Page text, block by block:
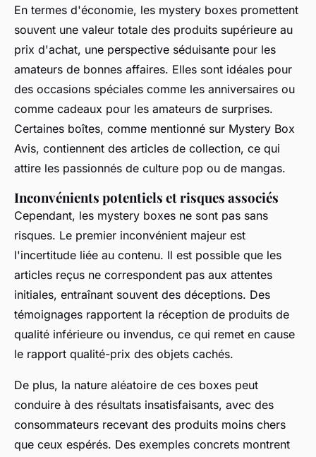
En termes d'économie, les mystery boxes promettent
souvent une valeur totale des produits supérieure au
prix d'achat, une perspective séduisante pour les
amateurs de bonnes affaires. Elles sont idéales pour
des occasions spéciales comme les anniversaires ou
comme cadeaux pour les amateurs de surprises.
Certaines boîtes, comme mentionné sur Mystery Box
Avis, contiennent des articles de collection, ce qui
attire les passionnés de culture pop ou de mangas.
Inconvénients potentiels et risques associés
Cependant, les mystery boxes ne sont pas sans
risques. Le premier inconvénient majeur est
l'incertitude liée au contenu. Il est possible que les
articles reçus ne correspondent pas aux attentes
initiales, entraînant souvent des déceptions. Des
témoignages rapportent la réception de produits de
qualité inférieure ou invendus, ce qui remet en cause
le rapport qualité-prix des objets cachés.
De plus, la nature aléatoire de ces boxes peut
conduire à des résultats insatisfaisants, avec des
consommateurs recevant des produits moins chers
que ceux espérés. Des exemples concrets montrent